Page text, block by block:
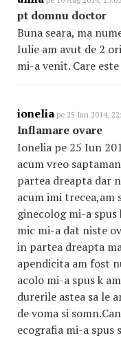
pt domnu doctor
Buna seara, ma
Iulie am avut de 2
mi-a venit. Care
ionelia pe 25 Iun 2014,
Inflamare ovare
Ionelia pe 25 Iun
acum vreo
partea dreapta dar
acum imi trecea,am
ginecolog mi-a
mic mi-a dat niste
in partea dreapta
apendicita am fost
acolo mi-a spus k
durerile astea sa le
de voma si
ecografia mi-a spus